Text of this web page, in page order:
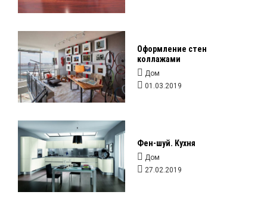
Оформление стен
коллажами ​
Дом
01.03.2019
Фен-шуй. Кухня
Дом
27.02.2019